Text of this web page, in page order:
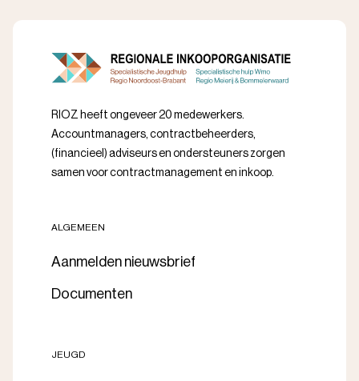
RIOZ heeft ongeveer 20 medewerkers.
Accountmanagers, contractbeheerders,
(financieel) adviseurs en ondersteuners zorgen
samen voor contractmanagement en inkoop.
ALGEMEEN
Aanmelden nieuwsbrief
Documenten
JEUGD